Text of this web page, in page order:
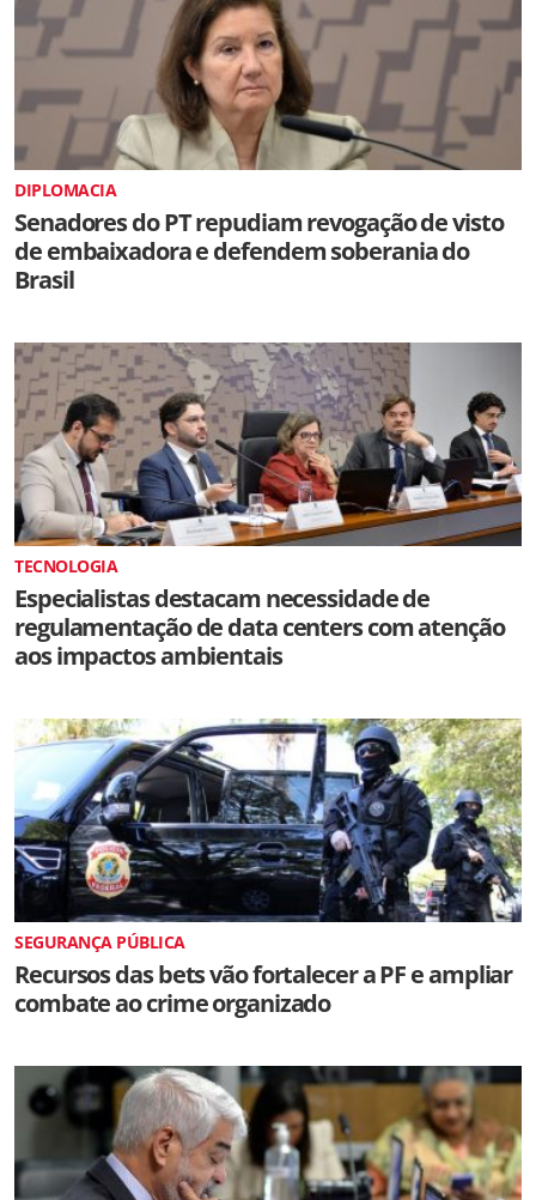
DIPLOMACIA
Senadores do PT repudiam revogação de visto
de embaixadora e defendem soberania do
Brasil
TECNOLOGIA
Especialistas destacam necessidade de
regulamentação de data centers com atenção
aos impactos ambientais
SEGURANÇA PÚBLICA
Recursos das bets vão fortalecer a PF e ampliar
combate ao crime organizado